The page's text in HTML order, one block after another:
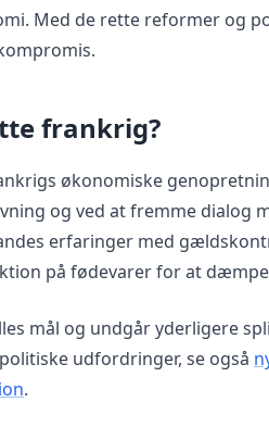
Med de rette reformer og
frankrig?
økonomiske
og ved at fremme dialog
erfaringer med
på fødevarer for at
mål og undgår yderligere
udfordringer, se også
.